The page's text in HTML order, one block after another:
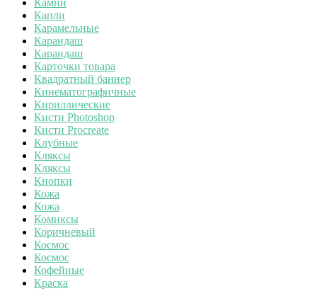
Капли
Карамельные
Карандаш
Карандаш
Карточки товара
Квадратный баннер
Кинематографичные
Кириллические
Кисти Photoshop
Кисти Procreate
Клубные
Кляксы
Кляксы
Кнопки
Кожа
Кожа
Комиксы
Коричневый
Космос
Космос
Кофейные
Краска